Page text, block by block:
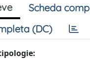
Scheda
(DC)